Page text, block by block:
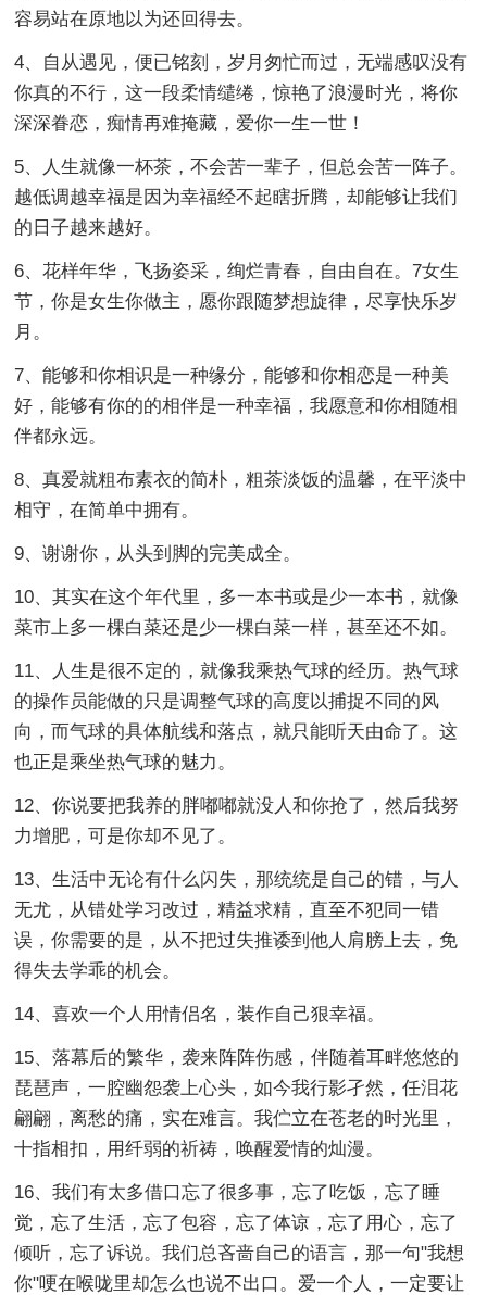
容易站在原地以为还回得去。
4、自从遇见，便已铭刻，岁月匆忙而过，无端感叹没有
你真的不行，这一段柔情缱绻，惊艳了浪漫时光，将你
深深眷恋，痴情再难掩藏，爱你一生一世！
5、人生就像一杯茶，不会苦一辈子，但总会苦一阵子。
越低调越幸福是因为幸福经不起瞎折腾，却能够让我们
的日子越来越好。
6、花样年华，飞扬姿采，绚烂青春，自由自在。7女生
节，你是女生你做主，愿你跟随梦想旋律，尽享快乐岁
月。
7、能够和你相识是一种缘分，能够和你相恋是一种美
好，能够有你的的相伴是一种幸福，我愿意和你相随相
伴都永远。
8、真爱就粗布素衣的简朴，粗茶淡饭的温馨，在平淡中
相守，在简单中拥有。
9、谢谢你，从头到脚的完美成全。
10、其实在这个年代里，多一本书或是少一本书，就像
菜市上多一棵白菜还是少一棵白菜一样，甚至还不如。
11、人生是很不定的，就像我乘热气球的经历。热气球
的操作员能做的只是调整气球的高度以捕捉不同的风
向，而气球的具体航线和落点，就只能听天由命了。这
也正是乘坐热气球的魅力。
12、你说要把我养的胖嘟嘟就没人和你抢了，然后我努
力增肥，可是你却不见了。
13、生活中无论有什么闪失，那统统是自己的错，与人
无尤，从错处学习改过，精益求精，直至不犯同一错
误，你需要的是，从不把过失推诿到他人肩膀上去，免
得失去学乖的机会。
14、喜欢一个人用情侣名，装作自己狠幸福。
15、落幕后的繁华，袭来阵阵伤感，伴随着耳畔悠悠的
琵琶声，一腔幽怨袭上心头，如今我行影孑然，任泪花
翩翩，离愁的痛，实在难言。我伫立在苍老的时光里，
十指相扣，用纤弱的祈祷，唤醒爱情的灿漫。
16、我们有太多借口忘了很多事，忘了吃饭，忘了睡
觉，忘了生活，忘了包容，忘了体谅，忘了用心，忘了
倾听，忘了诉说。我们总吝啬自己的语言，那一句"我想
你"哽在喉咙里却怎么也说不出口。爱一个人，一定要让